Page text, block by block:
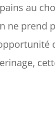
au
ne prend